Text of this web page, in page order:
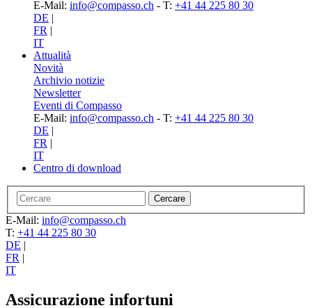
E-Mail: info@compasso.ch - T: +41 44 225 80 30
DE |
FR |
IT
Attualità
Novità
Archivio notizie
Newsletter
Eventi di Compasso
E-Mail: info@compasso.ch - T: +41 44 225 80 30
DE |
FR |
IT
Centro di download
E-Mail: info@compasso.ch
T: +41 44 225 80 30
DE |
FR |
IT
Assicurazione infortuni